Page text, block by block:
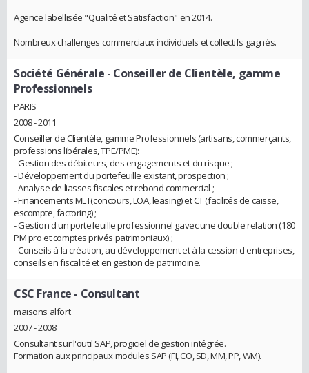
Agence labellisée "Qualité et Satisfaction" en 2014.
Nombreux challenges commerciaux individuels et collectifs gagnés.
Société Générale - Conseiller de Clientèle, gamme
Professionnels
PARIS
2008 - 2011
Conseiller de Clientèle, gamme Professionnels (artisans, commerçants,
professions libérales, TPE/PME):
- Gestion des débiteurs, des engagements et du risque ;
- Développement du portefeuille existant, prospection ;
- Analyse de liasses fiscales et rebond commercial ;
- Financements MLT(concours, LOA, leasing) et CT (facilités de caisse,
escompte, factoring) ;
- Gestion d'un portefeuille professionnel gavec une double relation (180
PM pro et comptes privés patrimoniaux) ;
- Conseils à la création, au développement et à la cession d'entreprises,
conseils en fiscalité et en gestion de patrimoine.
CSC France - Consultant
maisons alfort
2007 - 2008
Consultant sur l'outil SAP, progiciel de gestion intégrée.
Formation aux principaux modules SAP (FI, CO, SD, MM, PP, WM).